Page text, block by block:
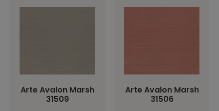
Arte Avalon Marsh
31509
Arte Avalon Marsh
31506